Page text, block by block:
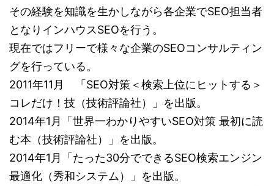
その経験を知識を生かしながら各企業でSEO担当者
となりインハウスSEOを行う。
現在ではフリーで様々な企業のSEOコンサルティン
グを行っている。
2011年11月 「SEO対策＜検索上位にヒットする＞
コレだけ！技（技術評論社）」を出版。
2014年1月「世界一わかりやすいSEO対策 最初に読
む本（技術評論社）」を出版。
2014年1月「たった30分でできるSEO検索エンジン
最適化（秀和システム）」を出版。